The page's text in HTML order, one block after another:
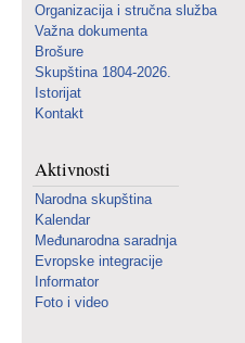
Organizacija i stručna služba
Važna dokumenta
Brošure
Skupština 1804-2026.
Istorijat
Kontakt
Aktivnosti
Narodna skupština
Kalendar
Međunarodna saradnja
Evropske integracije
Informator
Foto i video